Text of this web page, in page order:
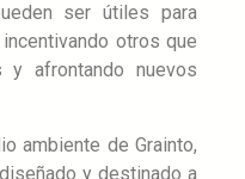
ser útiles para
otros que
y afrontando nuevos
ambiente de Grainto,
y destinado a